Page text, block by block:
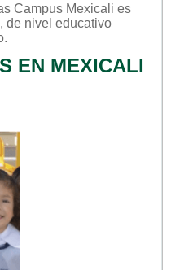
Campus Mexicali es
, de nivel educativo
.
EN MEXICALI